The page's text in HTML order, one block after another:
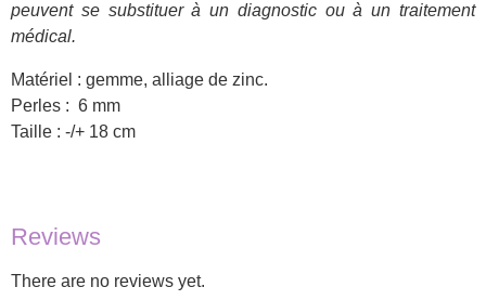
peuvent se substituer à un diagnostic ou à un traitement
médical.
Matériel : gemme, alliage de zinc.
Perles : 6 mm
Taille : -/+ 18 cm
Reviews
There are no reviews yet.